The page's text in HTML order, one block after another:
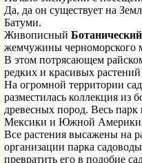
Да, да он существует на
Батуми.
Живописный
жемчужины черноморского
В этом потрясающем
редких и красивых
На огромной территории
разместилась коллекция из
древесных пород. Весь
Мексики и Южной Америки,
Все растения высажены на
организации парка
превратить его в подобие